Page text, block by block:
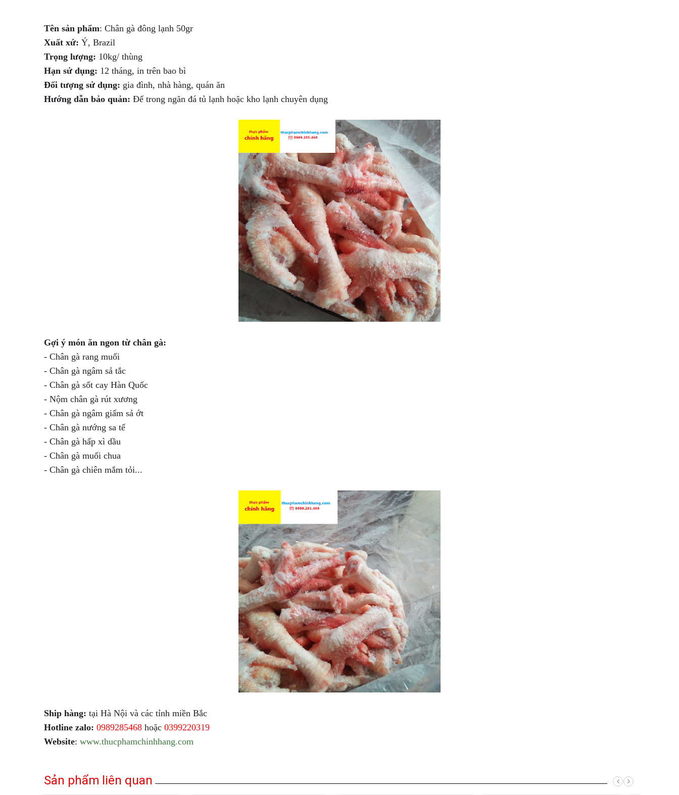
Tên sản phẩm
Xuất xứ:
Trọng lượng:
Hạn sử dụng:
Đối tượng sử dụng:
Hướng dẫn bảo quản: Để trong ngăn đá tủ lạnh hoặc kho lạnh chuyên dụng
Gợi ý món ăn ngon từ chân gà:
- Chân gà rang muối
- Chân gà ngâm sả tắc
- Chân gà sốt cay Hàn Quốc
- Nộm chân gà rút xương
- Chân gà ngâm giấm sả ớt
- Chân gà nướng sa tế
- Chân gà hấp xì dầu
- Chân gà muối chua
- Chân gà chiên mắm tỏi...
Ship hàng:
Hotline zalo: 0989285468 hoặc 0399220319
Website: www.thucphamchinhhang.com
Sản phẩm liên quan